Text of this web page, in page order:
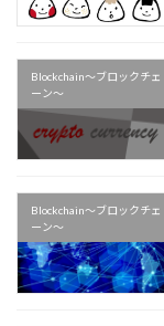
Blockchain〜ブロックチェ
ーン〜
Blockchain〜ブロックチェ
ーン〜